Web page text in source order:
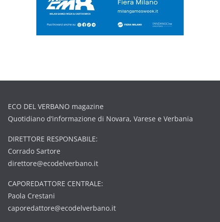
ECO DEL VERBANO magazine
Quotidiano d’informazione di Novara, Varese e Verbania
DIRETTORE RESPONSABILE:
Corrado Sartore
direttore@ecodelverbano.it
CAPOREDATTORE CENTRALE:
Paola Crestani
caporedattore@ecodelverbano.it